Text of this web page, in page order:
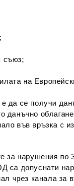
съюз;
на
да се получи
данъчно
във връзка с
за нарушения
чрез канала за